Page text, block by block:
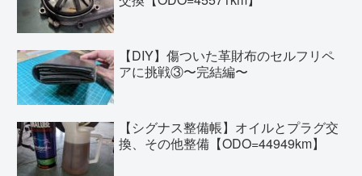
【DIY】傷ついた革財布のセルフリペ
アに挑戦③〜完結編〜
【シグナス整備帳】オイルとプラグ交
換、その他整備【ODO=44949km】